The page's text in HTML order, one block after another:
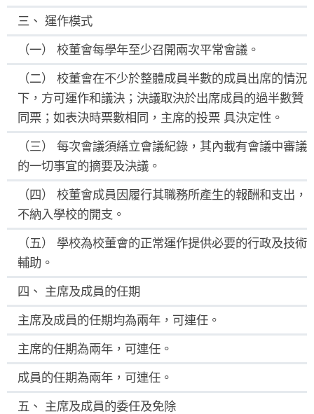
三、 運作模式
（一） 校董會每學年至少召開兩次平常會議。
（二） 校董會在不少於整體成員半數的成員出席的情況
下，方可運作和議決；決議取決於出席成員的過半數贊
同票；如表決時票數相同，主席的投票 具決定性。
（三） 每次會議須繕立會議紀錄，其內載有會議中審議
的一切事宜的摘要及決議。
（四） 校董會成員因履行其職務所產生的報酬和支出，
不納入學校的開支。
（五） 學校為校董會的正常運作提供必要的行政及技術
輔助。
四、 主席及成員的任期
主席及成員的任期均為兩年，可連任。
主席的任期為兩年，可連任。
成員的任期為兩年，可連任。
五、 主席及成員的委任及免除